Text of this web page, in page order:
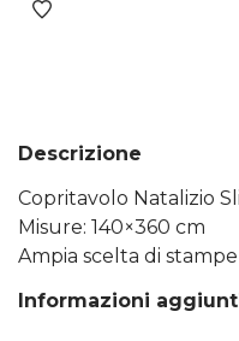
Descrizione
Copritavolo Natalizio
Misure: 140×360 cm
Ampia scelta di
Informazioni